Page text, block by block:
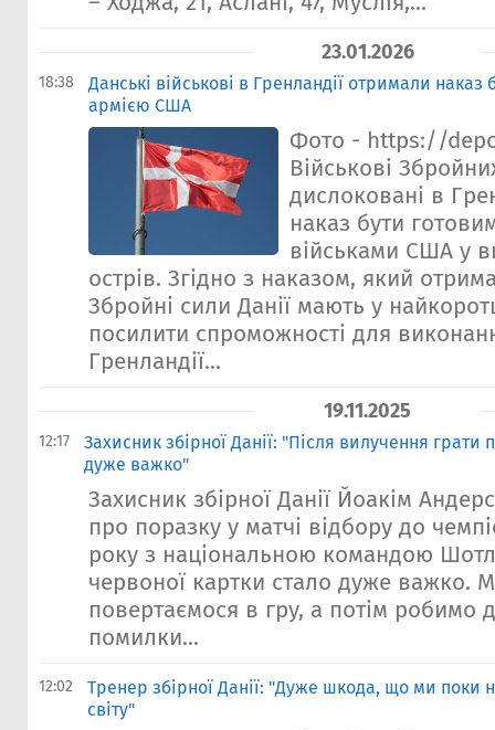
23.01.2026
18:38
Данські військові в Гренландії отримали
армією США
Фото - https://
Військові
дислоковані в
наказ бути
військами США у
острів. Згідно з наказом, який
Збройні сили Данії мають у
посилити спроможності для
Гренландії...
19.11.2025
12:17
Захисник збірної Данії: "Після вилучення грати
дуже важко"
Захисник збірної Данії Йоакім
про поразку у матчі відбору до
року з національною командою
червоної картки стало дуже важко.
повертаємося в гру, а потім робимо
помилки...
12:02
Тренер збірної Данії: "Дуже шкода, що ми поки
світу"